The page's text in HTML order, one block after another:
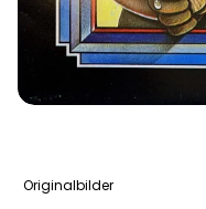
Originalbilder